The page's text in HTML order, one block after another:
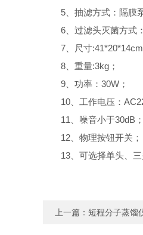
5 、抽滤方式：隔膜
6 、过滤头灭菌方式
7 、尺寸
8 、重量:3kg；
9 、功率：30W；
10 、工作电压：
11
、噪音小于30dB；
12 、物理按钮开关；
13 、可选择单头、
上一篇： 短程分子蒸馏